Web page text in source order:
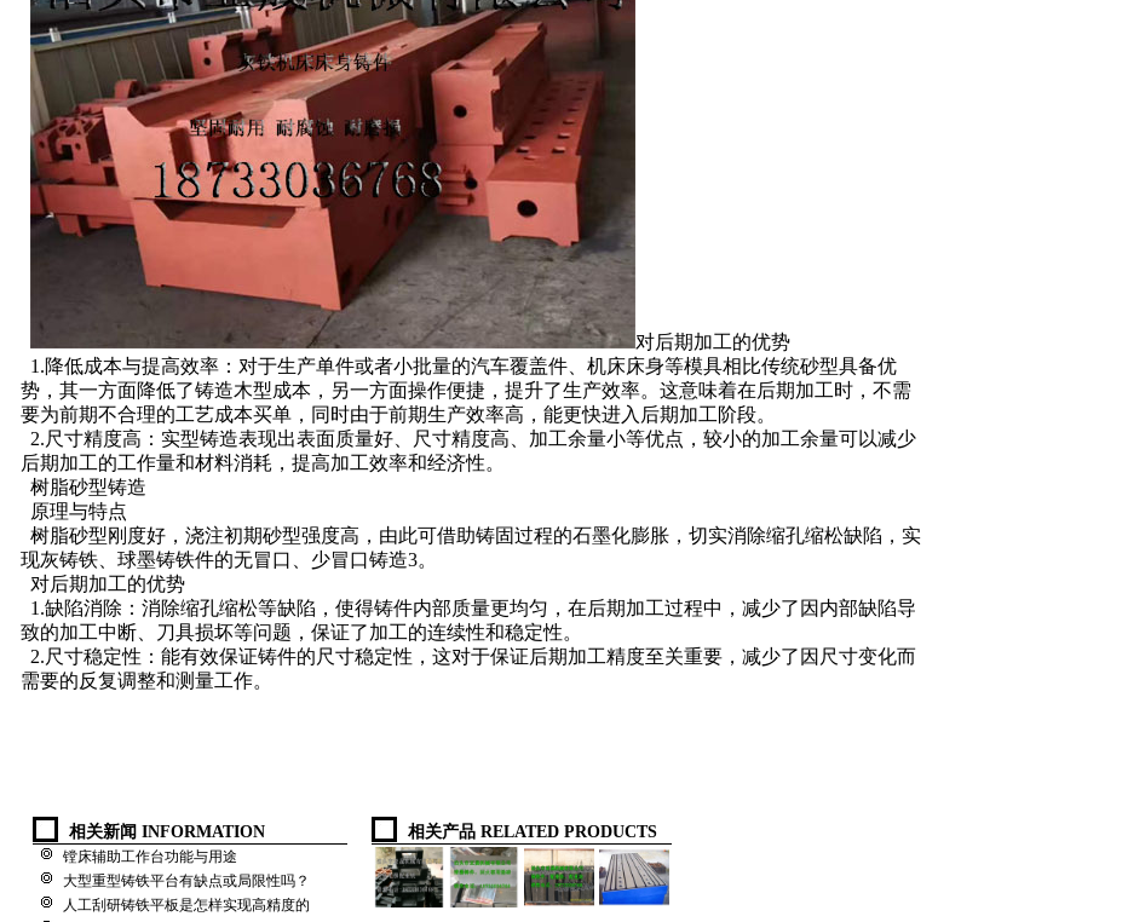
对后期加工的优势
1.降低成本与提高效率：对于生产单件或者小批量的汽车覆盖件、 机床床身等模具相比传统砂型具备优
势，其一方面降低了铸造木型成本，另一方面操作便捷，提升了生产效率。这意味着在后期加工时，不需
要为前期不合理的工艺成本买单，同时由于前期生产效率高，能更快进入后期加工阶段。
2.尺寸精度高：实型铸造表现出表面质量好、尺寸精度高、加工余量小等优点，较小的加工余量可以减少
后期加工的工作量和材料消耗，提高加工效率和经济性。
树脂砂型铸造
原理与特点
树脂砂型刚度好，浇注初期砂型强度高，由此可借助铸固过程的石墨化膨胀，切实消除缩孔缩松缺陷，实
现灰铸铁、球墨铸铁件的无冒口、少冒口铸造3。
对后期加工的优势
1.缺陷消除：消除缩孔缩松等缺陷，使得铸件内部质量更均匀，在后期加工过程中，减少了因内部缺陷导
致的加工中断、刀具损坏等问题，保证了加工的连续性和稳定性。
2.尺寸稳定性：能有效保证铸件的尺寸稳定性，这对于保证后期加工精度至关重要，减少了因尺寸变化而
需要的反复调整和测量工作。
相关新闻 INFORMATION
镗床辅助工作台功能与用途
大型重型铸铁平台有缺点或局限性吗？
人工刮研铸铁平板是怎样实现高精度的
相关产品 RELATED PRODUCTS